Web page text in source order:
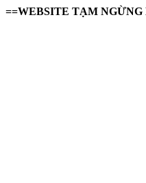
==WEBSITE TẠM